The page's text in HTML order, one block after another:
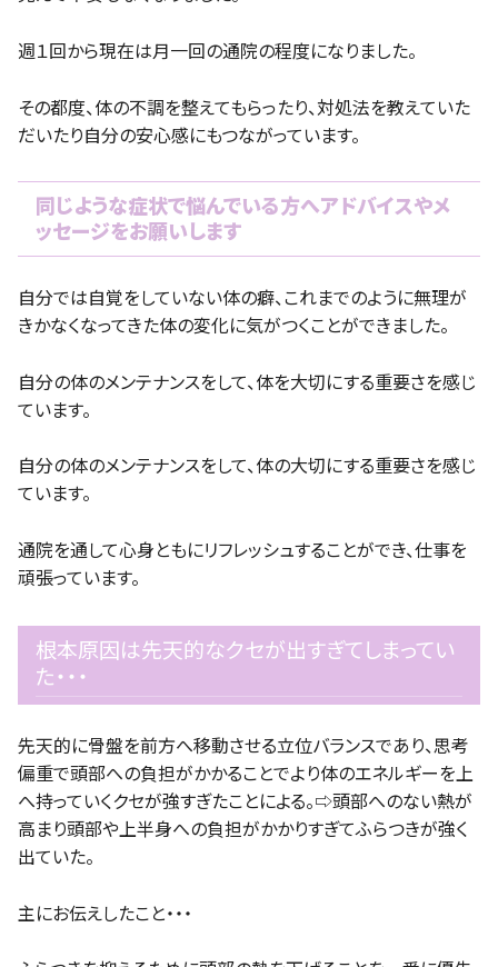
週１回から現在は月一回の通院の程度になりました。
その都度、体の不調を整えてもらったり、対処法を教えていた
だいたり自分の安心感にもつながっています。
同じような症状で悩んでいる方へアドバイスやメ
ッセージをお願いします
自分では自覚をしていない体の癖、これまでのように無理が
きかなくなってきた体の変化に気がつくことができました。
自分の体のメンテナンスをして、体を大切にする重要さを感じ
ています。
自分の体のメンテナンスをして、体の大切にする重要さを感じ
ています。
通院を通して心身ともにリフレッシュすることができ、仕事を
頑張っています。
根本原因は先天的なクセが出すぎてしまってい
た・・・
先天的に骨盤を前方へ移動させる立位バランスであり、思考
偏重で頭部への負担がかかることでより体のエネルギーを上
へ持っていくクセが強すぎたことによる。⇨頭部へのない熱が
高まり頭部や上半身への負担がかかりすぎてふらつきが強く
出ていた。
主にお伝えしたこと・・・